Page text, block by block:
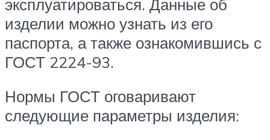
эксплуатироваться. Данные об
изделии можно узнать из его
паспорта, а также ознакомившись с
ГОСТ 2224-93.
Нормы ГОСТ оговаривают
следующие параметры изделия: